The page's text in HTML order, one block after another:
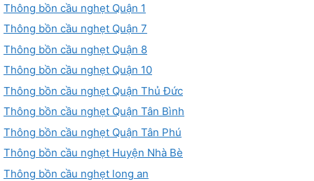
Thông bồn cầu nghẹt Quận 1
Thông bồn cầu nghẹt Quận 7
Thông bồn cầu nghẹt Quận 8
Thông bồn cầu nghẹt Quận 10
Thông bồn cầu nghẹt Quận Thủ Đức
Thông bồn cầu nghẹt Quận Tân Bình
Thông bồn cầu nghẹt Quận Tân Phú
Thông bồn cầu nghẹt Huyện Nhà Bè
Thông bồn cầu nghẹt long an